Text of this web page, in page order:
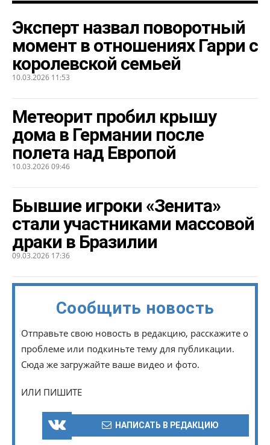
Эксперт назвал поворотный
момент в отношениях Гарри с
королевской семьей
10.03.2026 11:53
Метеорит пробил крышу
дома в Германии после
полета над Европой
10.03.2026 09:46
Бывшие игроки «Зенита»
стали участниками массовой
драки в Бразилии
09.03.2026 17:36
Сообщить новость
Отправьте свою новость в редакцию, расскажите о
проблеме или подкиньте тему для публикации.
Сюда же загружайте ваше видео и фото.
ИЛИ ПИШИТЕ
НАПИСАТЬ В РЕДАКЦИЮ